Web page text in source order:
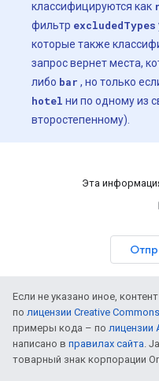
классифицируются как
фильтр excludedTypes
которые также
запрос вернет места,
либо bar , но только
hotel ни по одному из
второстепенному).
Эта
Если не указано иное,
по лицензии Creative
примеры кода – по лицензии
написано в правилах сайта.
товарный знак корпорации